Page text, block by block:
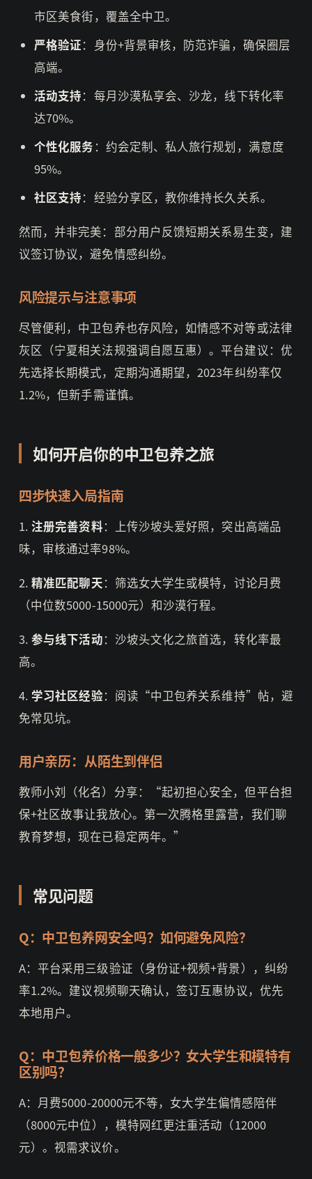
市区美食街，覆盖全中卫。
严格验证：身份+背景审核，防范诈骗，确保圈层
高端。
活动支持：每月沙漠私享会、沙龙，线下转化率
达70%。
个性化服务 ：约会定制、私人旅行规划，满意度
95%。
社区支持：经验分享区，教你维持长久关系。
然而，并非完美：部分用户反馈短期关系易生变，建
议签订协议，避免情感纠纷。
风险提示与注意事项
尽管便利，中卫包养也存风险，如情感不对等或法律
灰区（宁夏相关法规强调自愿互惠）。平台建议：优
先选择长期模式，定期沟通期望，2023年纠纷率仅
1.2%，但新手需谨慎。
如何开启你的中卫包养之旅
四步快速入局指南
1.注册完善资料：上传沙坡头爱好照，突出高端品
味，审核通过率98%。
2.精准匹配聊天：筛选女大学生或模特，讨论月费
（中位数5000-15000元）和沙漠行程。
3.参与线下活动：沙坡头文化之旅首选，转化率最
高。
4. 学习社区经验：阅读“中卫包养关系维持”帖，避
免常见坑。
用户亲历：从陌生到伴侣
教师小刘（化名）分享：“起初担心安全，但平台担
保+社区故事让我放心。第一次腾格里露营，我们聊
教育梦想，现在已稳定两年。”
常见问题
Q：中卫包养网安全吗？如何避免风险？
A：平台采用三级验证（身份证+视频+背景），纠纷
率1.2%。建议视频聊天确认，签订互惠协议，优先
本地用户。
Q：中卫包养价格一般多少？女大学生和模特有
区别吗？
A：月费5000-20000元不等，女大学生偏情感陪伴
（8000元中位），模特网红更注重活动（12000
元）。视需求议价。